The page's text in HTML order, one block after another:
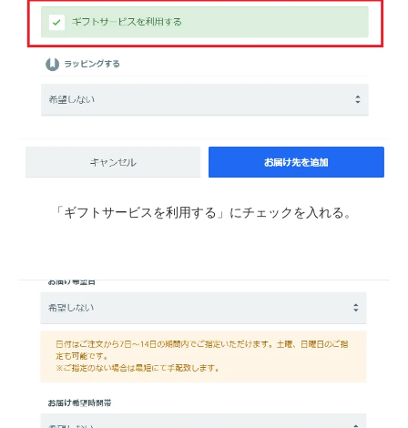
「ギフトサービスを利用する」にチェックを入れる。